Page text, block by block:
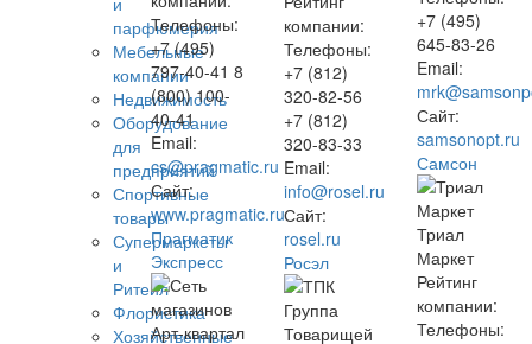
парфюмерия
Мебельные
компании
Недвижимость
Оборудование
для
предприятий
Спортивные
товары
Супермаркеты
и
Ритейл
Флористика
Хозяйственные
Телефоны:
+7 (495)
797-40-41 8
(800) 100-
40-41
Email:
cs@pragmatic.ru
Сайт:
www.pragmatic.ru
Прагматик
Экспресс
компании:
Телефоны:
+7 (812)
320-82-56
+7 (812)
320-83-33
Email:
info@rosel.ru
Сайт:
rosel.ru
Росэл
+7 (495)
645-83-26
Email:
Сайт:
samsonopt.ru
Самсон
Триал
Маркет
Рейтинг
компании:
Телефоны: